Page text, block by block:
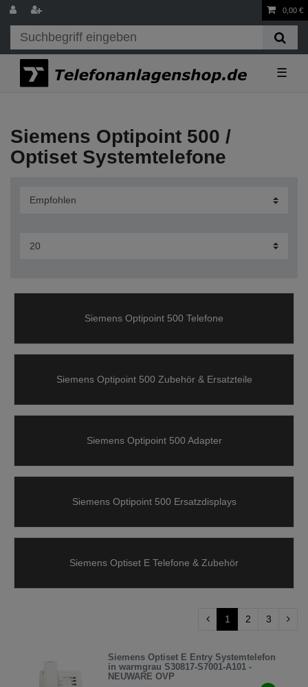
0,00 €
☰
Siemens Optipoint 500 /
Optiset Systemtelefone
Siemens Optipoint 500 Telefone
Siemens Optipoint 500 Zubehör & Ersatzteile
Siemens Optipoint 500 Adapter
Siemens Optipoint 500 Ersatzdisplays
Siemens Optiset E Telefone & Zubehör
1 2 3
Siemens Optiset E Entry Systemtelefon
in warmgrau S30817-S7001-A101 -
NEUWARE OVP